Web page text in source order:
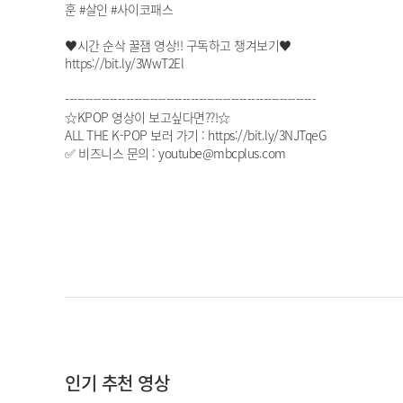
훈 #살인 #사이코패스
♥시간 순삭 꿀잼 영상!! 구독하고 챙겨보기♥
https://bit.ly/3WwT2El
--------------------------------------------------------------
☆KPOP 영상이 보고싶다면??!☆
ALL THE K-POP 보러 가기 : https://bit.ly/3NJTqeG
✅ 비즈니스 문의 : youtube@mbcplus.com
인기 추천 영상